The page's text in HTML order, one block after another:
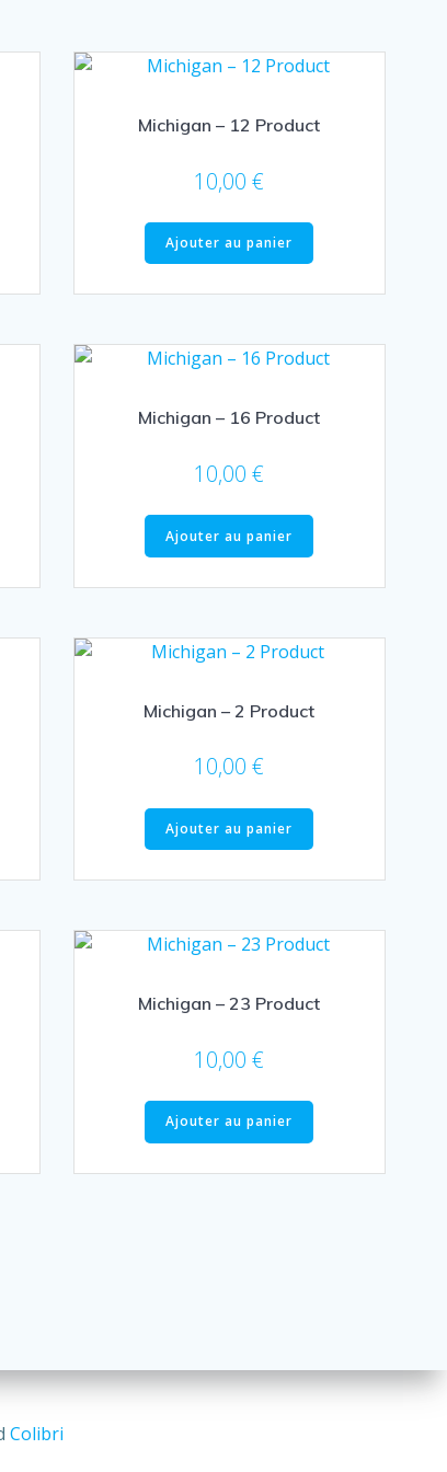
Michigan – 12 Product
10,00€
Ajouter au panier
Michigan – 16 Product
10,00€
Ajouter au panier
Michigan – 2 Product
10,00€
Ajouter au panier
Michigan – 23 Product
10,00€
Ajouter au panier
Colibri